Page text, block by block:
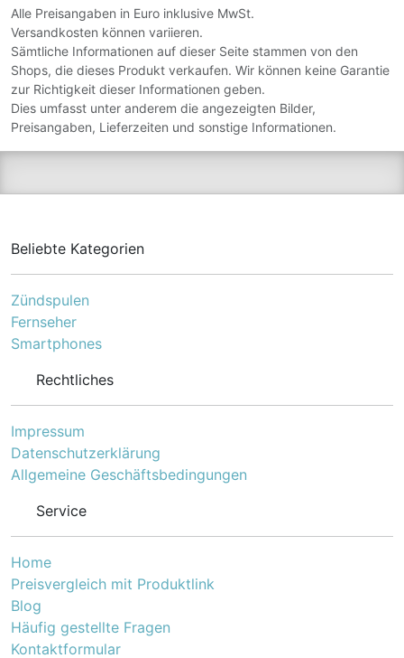
Alle Preisangaben in Euro inklusive MwSt.
Versandkosten können variieren.
Sämtliche Informationen auf dieser Seite stammen von den
Shops, die dieses Produkt verkaufen. Wir können keine Garantie
zur Richtigkeit dieser Informationen geben.
Dies umfasst unter anderem die angezeigten Bilder,
Preisangaben, Lieferzeiten und sonstige Informationen.
Beliebte Kategorien
Zündspulen
Fernseher
Smartphones
Rechtliches
Impressum
Datenschutzerklärung
Allgemeine Geschäftsbedingungen
Service
Home
Preisvergleich mit Produktlink
Blog
Häufig gestellte Fragen
Kontaktformular